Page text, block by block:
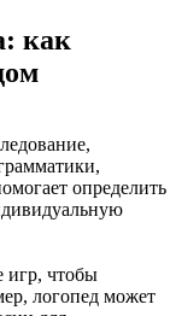
как
определить
игр, чтобы
логопед может